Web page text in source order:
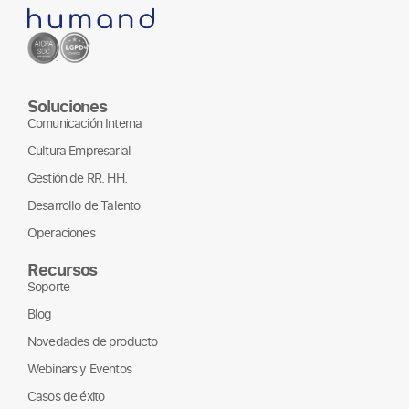
Soluciones
Comunicación Interna
Cultura Empresarial
Gestión de RR. HH.
Desarrollo de Talento
Operaciones
Recursos
Soporte
Blog
Novedades de producto
Webinars y Eventos
Casos de éxito